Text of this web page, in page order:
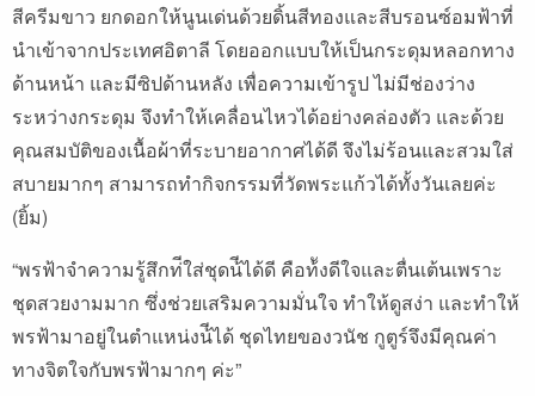
สีครีมขาว ยกดอกให้นูนเด่นด้วยดิ้นสีทองและสีบรอนซ์อมฟ้าที่
นำเข้าจากประเทศอิตาลี โดยออกแบบให้เป็นกระดุมหลอกทาง
ด้านหน้า และมีซิปด้านหลัง เพื่อความเข้ารูป ไม่มีช่องว่าง
ระหว่างกระดุม จึงทำให้เคลื่อนไหวได้อย่างคล่องตัว และด้วย
คุณสมบัติของเนื้อผ้าที่ระบายอากาศได้ดี จึงไม่ร้อนและสวมใส่
สบายมากๆ สามารถทำกิจกรรมที่วัดพระแก้วได้ทั้งวันเลยค่ะ
(ยิ้ม)
“พรฟ้าจําความรู้สึกท่ีใส่ชุดน้ีได้ดี คือท้ังดีใจและตื่นเต้นเพราะ
ชุดสวยงามมาก ซึ่งช่วยเสริมความมั่นใจ ทําให้ดูสง่า และทําให้
พรฟ้ามาอยู่ในตําแหน่งน้ีได้ ชุดไทยของวนัช กูตูร์จึงมีคุณค่า
ทางจิตใจกับพรฟ้ามากๆ ค่ะ”